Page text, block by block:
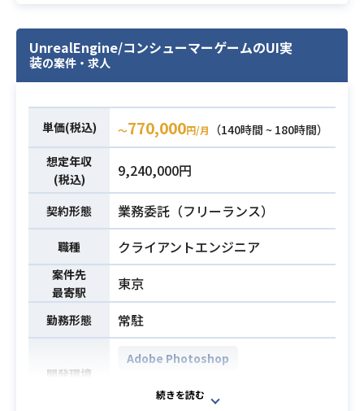
この度の案件ではゲームプログラマ
ーやテクニカルアーティストと協力
して下記業務をお願いします。
開発のサポート業務
・チームで協力した技術的問題の解
・技術選定やツール導入のサポート
・プロダクトの最適化とパフォーマ
ンス向上の為の作業
・ドキュメント作成 etc.
必須スキル
・UnrealEngine/C++を用いたゲーム
開発経験5年以上
・ゲーム開発における3D数学と物理
学の知見
・ゲームエンジン最適化のご経験
(低レベル)言語のプログラミング経験
UnrealEngine/コンシューマーゲームのUI実
装の案件・求人
単価(税込) 〜770,000円/月
（140時間 ~ 180時間）
想定年収
(税込)
9,240,000円
契約形態 業務委託（フリーランス）
職種 クライアントエンジニア
案件先
最寄駅
東京
勤務形態 常駐
開発環境
Adobe Photoshop
Unreal Engine